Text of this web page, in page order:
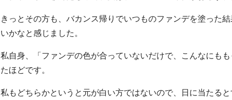
きっとその方も、バカンス帰りでいつものファンデを塗った
いかなと感じました。
私自身、「ファンデの色が合っていないだけで、こんなにも
たほどです。
私もどちらかというと元が白い方ではないので、日に当たる